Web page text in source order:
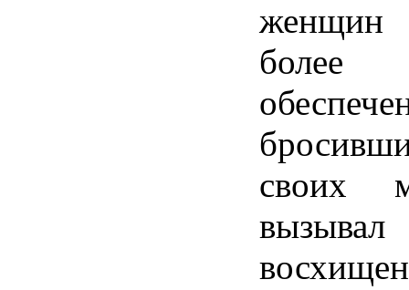
женщин
своих